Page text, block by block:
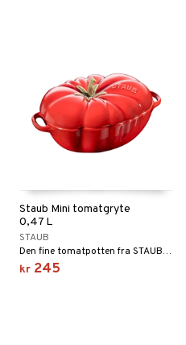
Staub Mini tomatgryte
0,47 L
STAUB
Den fine tomatpotten fra STAUB skaper spesielle øyeblikk gjennom sin unike og rustikke form.
kr 245